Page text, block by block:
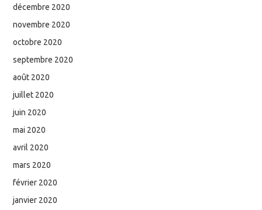
décembre 2020
novembre 2020
octobre 2020
septembre 2020
août 2020
juillet 2020
juin 2020
mai 2020
avril 2020
mars 2020
février 2020
janvier 2020